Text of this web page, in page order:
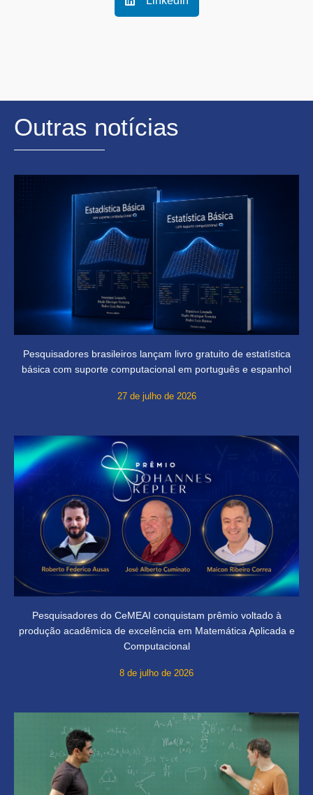
Outras notícias
Pesquisadores brasileiros lançam livro gratuito de estatística
básica com suporte computacional em português e espanhol
27 de julho de 2026
Pesquisadores do CeMEAI conquistam prêmio voltado à
produção acadêmica de excelência em Matemática Aplicada e
Computacional
8 de julho de 2026